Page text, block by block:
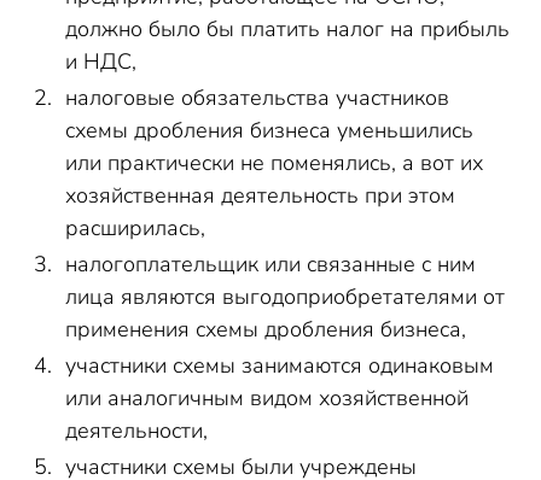
должно было бы платить налог на прибыль
и НДС,
налоговые обязательства участников
схемы дробления бизнеса уменьшились
или практически не поменялись, а вот их
хозяйственная деятельность при этом
расширилась,
налогоплательщик или связанные с ним
лица являются выгодоприобретателями от
применения схемы дробления бизнеса,
участники схемы занимаются одинаковым
или аналогичным видом хозяйственной
деятельности,
участники схемы были учреждены